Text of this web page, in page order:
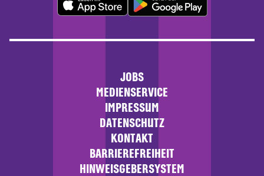
JOBS
MEDIENSERVICE
IMPRESSUM
DATENSCHUTZ
KONTAKT
BARRIEREFREIHEIT
HINWEISGEBERSYSTEM